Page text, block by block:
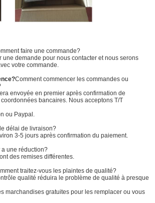
faire une commande?
une demande pour nous contacter et nous serons
votre commande.
Comment commencer les commandes ou
envoyée en premier après confirmation de
bancaires. Nous acceptons T/T
ou Paypal.
délai de livraison?
3-5 jours après confirmation du paiement.
a une réduction?
des remises différentes.
traitez-vous les plaintes de qualité?
qualité réduira le problème de qualité à presque
marchandises gratuites pour les remplacer ou vous